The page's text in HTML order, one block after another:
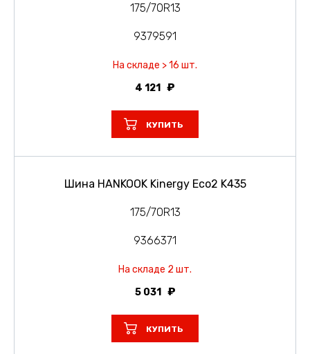
175/70R13
9379591
На складе > 16 шт.
4 121
КУПИТЬ
Шина HANKOOK Kinergy Eco2 K435
175/70R13
9366371
На складе 2 шт.
5 031
КУПИТЬ